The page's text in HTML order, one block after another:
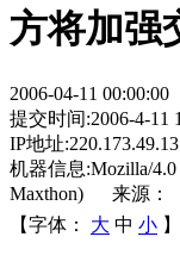
方将加强
2006-04-11
提交时间:2006-4-11
IP地址:220.173.49.13
机器信息:Mozilla/4.0
Maxthon) 来源：
【字体：
大 中 小 】